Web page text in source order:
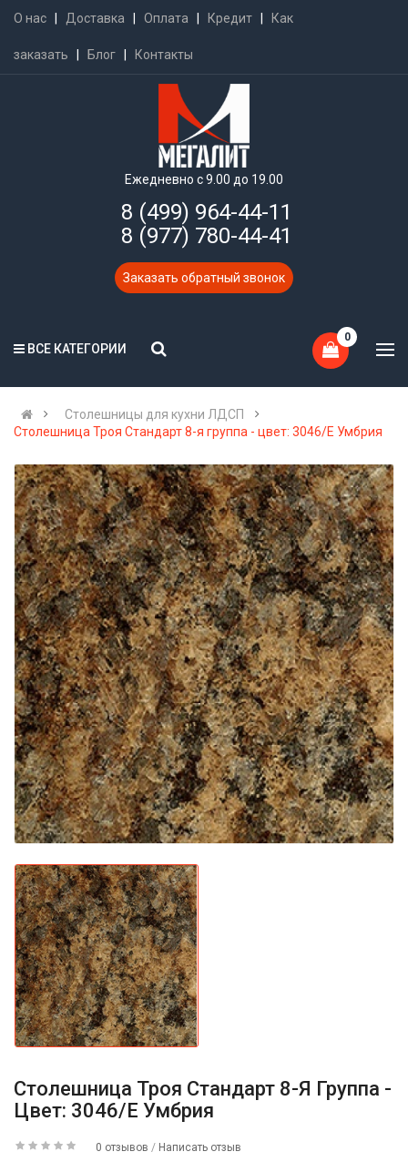
О нас Доставка Оплата Кредит Как
заказать Блог Контакты
Ежедневно с 9.00 до 19.00
8 (499) 964-44-11
8 (977) 780-44-41
Заказать обратный звонок
ВСЕ КАТЕГОРИИ
0
Cтолешницы для кухни ЛДСП
Столешница Троя Стандарт 8-я группа - цвет: 3046/Е Умбрия
Столешница Троя Стандарт 8-Я Группа -
Цвет: 3046/Е Умбрия
0 отзывов / Написать отзыв